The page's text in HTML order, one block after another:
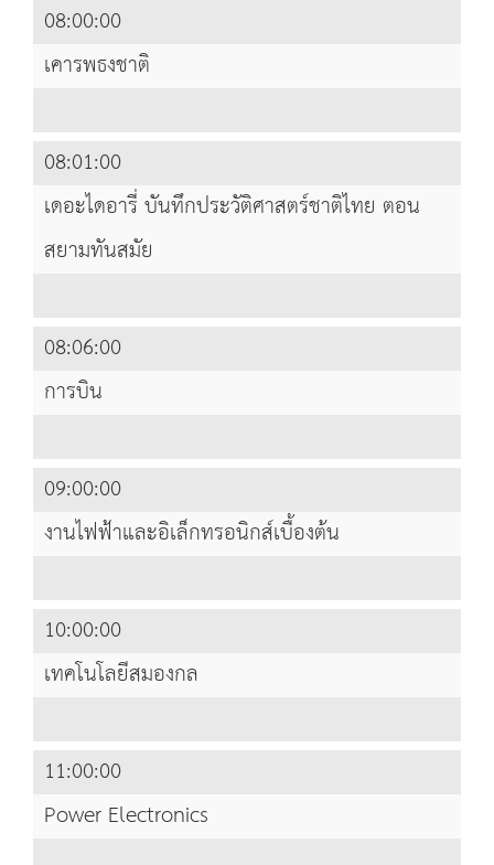
08:00:00
เคารพธงชาติ
08:01:00
เดอะไดอารี่ บันทึกประวัติศาสตร์ชาติไทย ตอน
สยามทันสมัย
08:06:00
การบิน
09:00:00
งานไฟฟ้าและอิเล็กทรอนิกส์เบื้องต้น
10:00:00
เทคโนโลยีสมองกล
11:00:00
Power Electronics